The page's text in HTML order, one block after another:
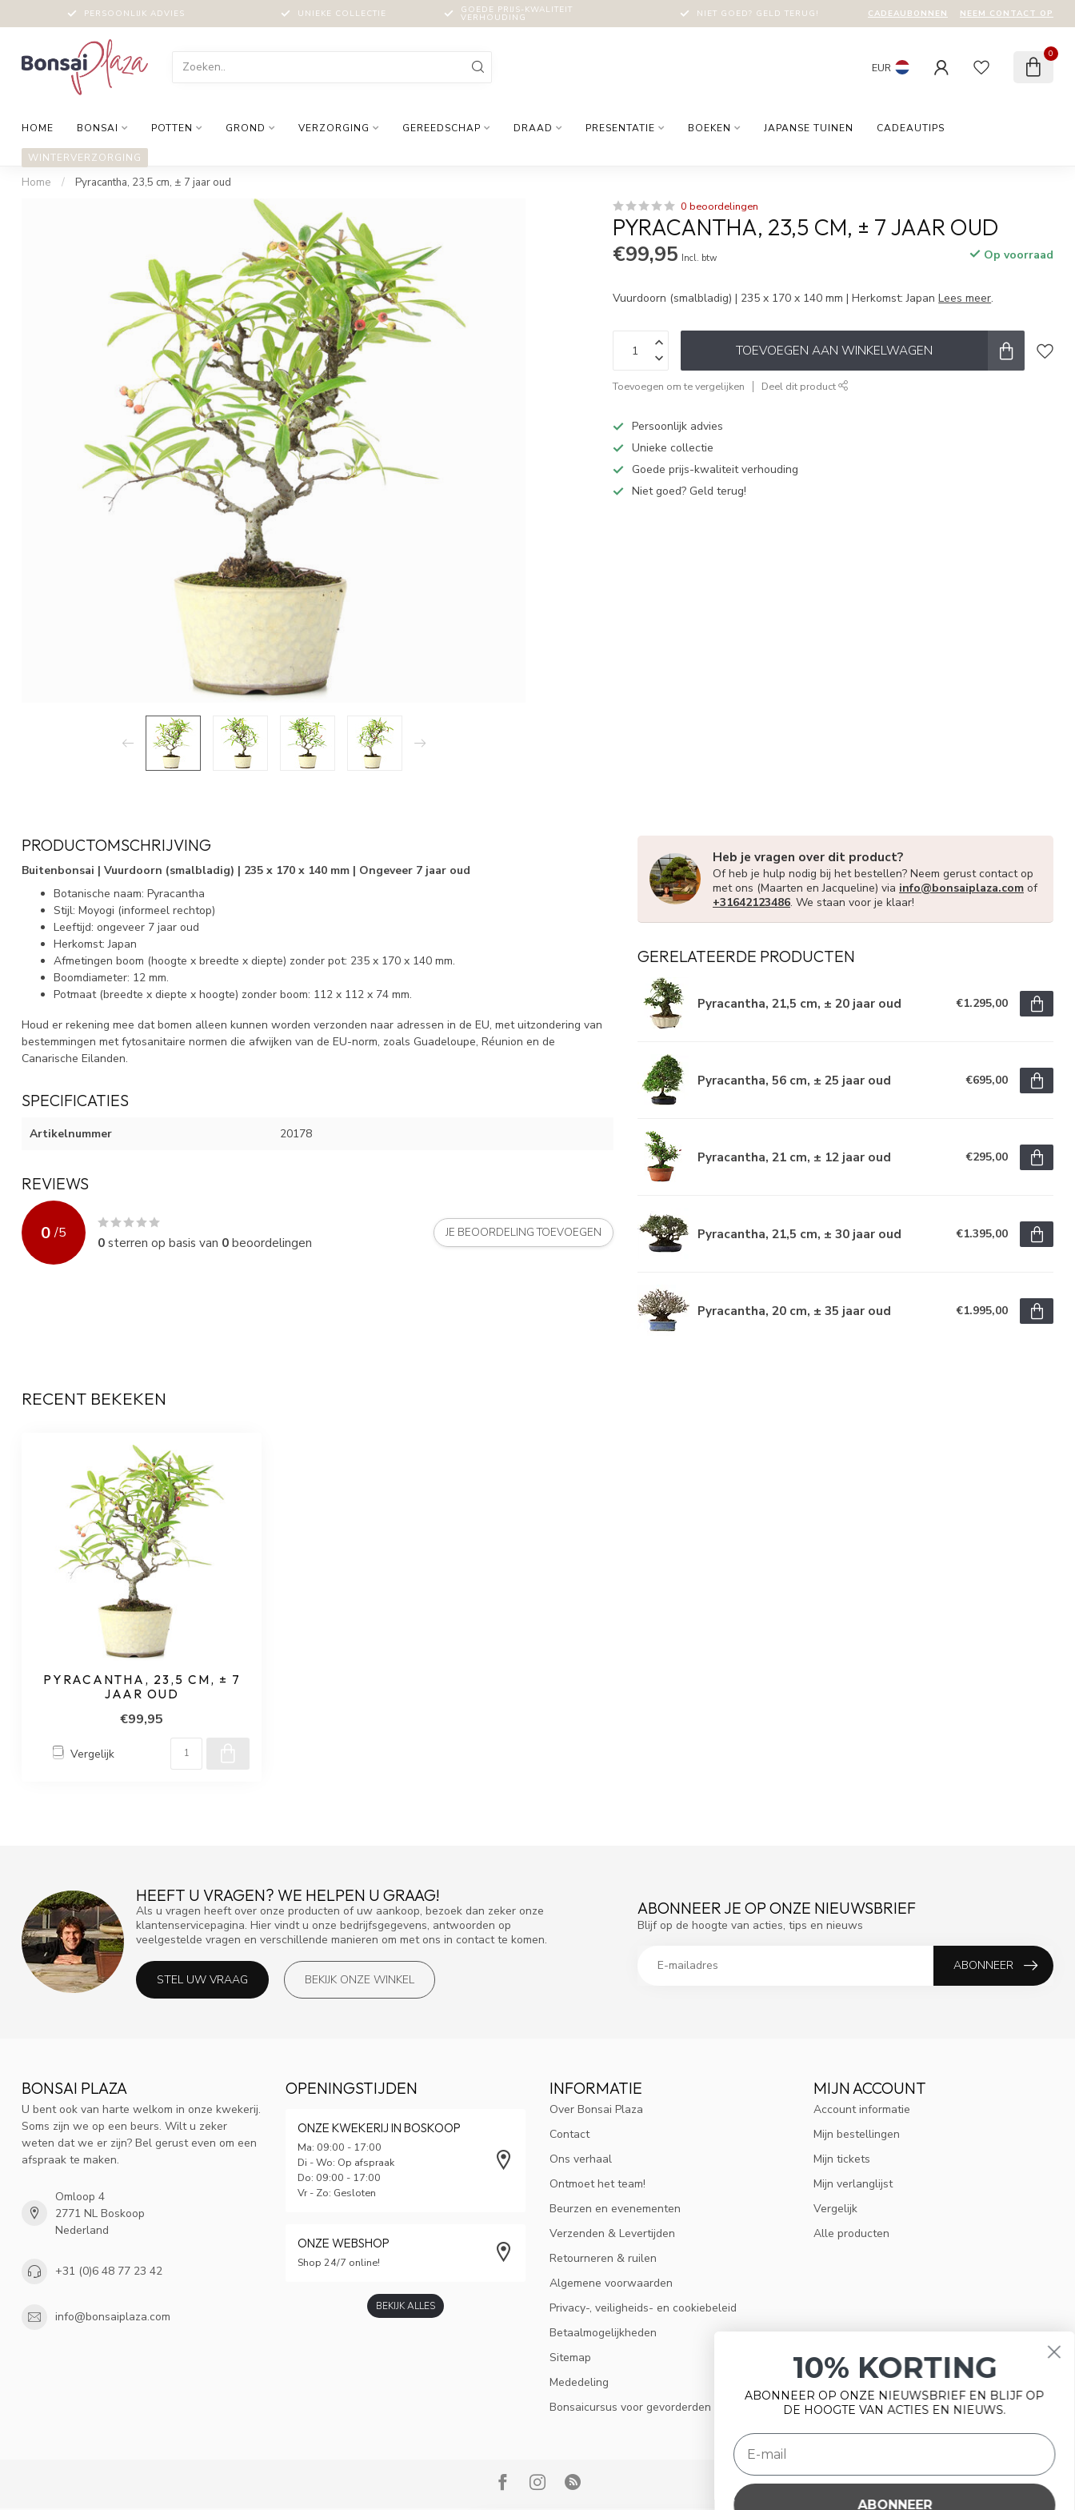
PERSOONLIJK ADVIES UNIEKE COLLECTIE GOEDE PRIJS-KWALITEIT
VERHOUDING NIET GOED? GELD TERUG! CADEAUBONNEN NEEM CONTACT OP
EUR
0
HOME BONSAI POTTEN GROND VERZORGING GEREEDSCHAP DRAAD PRESENTATIE BOEKEN JAPANSE TUINEN CADEAUTIPS
WINTERVERZORGING
Home / Pyracantha, 23,5 cm, ± 7 jaar oud
0 beoordelingen
PYRACANTHA, 23,5 CM, ± 7 JAAR OUD
€99,95 Incl. btw Op voorraad
Vuurdoorn (smalbladig) | 235 x 170 x 140 mm | Herkomst: JapanLees meer.
TOEVOEGEN AAN WINKELWAGEN
Toevoegen om te vergelijken Deel dit product
Persoonlijk advies
Unieke collectie
Goede prijs-kwaliteit verhouding
Niet goed? Geld terug!
PRODUCTOMSCHRIJVING
Buitenbonsai | Vuurdoorn (smalbladig) | 235 x 170 x 140 mm | Ongeveer 7 jaar oud
Botanische naam: Pyracantha
Stijl: Moyogi (informeel rechtop)
Leeftijd: ongeveer 7 jaar oud
Herkomst: Japan
Afmetingen boom (hoogte x breedte x diepte) zonder pot: 235 x 170 x 140 mm.
Boomdiameter: 12 mm.
Potmaat (breedte x diepte x hoogte) zonder boom: 112 x 112 x 74 mm.
Houd er rekening mee dat bomen alleen kunnen worden verzonden naar adressen in de EU, met uitzondering van
bestemmingen met fytosanitaire normen die afwijken van de EU-norm, zoals Guadeloupe, Réunion en de
Canarische Eilanden.
SPECIFICATIES
Artikelnummer 20178
REVIEWS
0 /5
0sterren op basis van 0beoordelingen
JE BEOORDELING TOEVOEGEN
Heb je vragen over dit product?
Of heb je hulp nodig bij het bestellen? Neem gerust contact op
met ons (Maarten en Jacqueline) via info@bonsaiplaza.com of
+31642123486. We staan voor je klaar!
GERELATEERDE PRODUCTEN
Pyracantha, 21,5 cm, ± 20 jaar oud €1.295,00
Pyracantha, 56 cm, ± 25 jaar oud €695,00
Pyracantha, 21 cm, ± 12 jaar oud €295,00
Pyracantha, 21,5 cm, ± 30 jaar oud €1.395,00
Pyracantha, 20 cm, ± 35 jaar oud €1.995,00
RECENT BEKEKEN
PYRACANTHA, 23,5 CM, ± 7
JAAR OUD
€99,95
Vergelijk
HEEFT U VRAGEN? WE HELPEN U GRAAG!
Als u vragen heeft over onze producten of uw aankoop, bezoek dan zeker onze
klantenservicepagina. Hier vindt u onze bedrijfsgegevens, antwoorden op
veelgestelde vragen en verschillende manieren om met ons in contact te komen.
STEL UW VRAAG BEKIJK ONZE WINKEL
ABONNEER JE OP ONZE NIEUWSBRIEF
Blijf op de hoogte van acties, tips en nieuws
ABONNEER
BONSAI PLAZA
U bent ook van harte welkom in onze kwekerij.
Soms zijn we op een beurs. Wilt u zeker
weten dat we er zijn? Bel gerust even om een
afspraak te maken.
Omloop 4
2771 NL Boskoop
Nederland
+31 (0)6 48 77 23 42
info@bonsaiplaza.com
OPENINGSTIJDEN
ONZE KWEKERIJ IN BOSKOOP
Ma: 09:00 - 17:00
Di - Wo: Op afspraak
Do: 09:00 - 17:00
Vr - Zo: Gesloten
ONZE WEBSHOP
Shop 24/7 online!
BEKIJK ALLES
INFORMATIE
Over Bonsai Plaza
Contact
Ons verhaal
Ontmoet het team!
Beurzen en evenementen
Verzenden & Levertijden
Retourneren & ruilen
Algemene voorwaarden
Privacy-, veiligheids- en cookiebeleid
Betaalmogelijkheden
Sitemap
Mededeling
Bonsaicursus voor gevorderden
MIJN ACCOUNT
Account informatie
Mijn bestellingen
Mijn tickets
Mijn verlanglijst
Vergelijk
Alle producten
10% KORTING
ABONNEER OP ONZE NIEUWSBRIEF EN BLIJF OP
DE HOOGTE VAN ACTIES EN NIEUWS.
ABONNEER